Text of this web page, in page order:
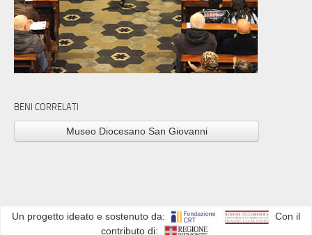
BENI CORRELATI
Museo Diocesano San Giovanni
Un progetto ideato e sostenuto da:
Con il
contributo di: